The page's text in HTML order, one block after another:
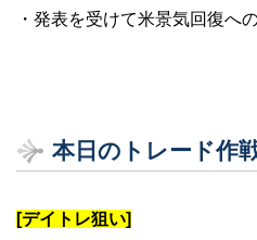
・発表を受けて米景気回復へ
本日のトレード作
[デイトレ狙い]